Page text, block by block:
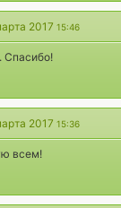
2017 15:46
Спасибо!
2017 15:36
всем!